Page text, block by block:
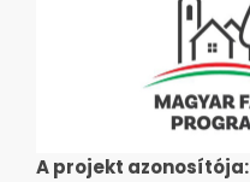
A projekt azonosítója: